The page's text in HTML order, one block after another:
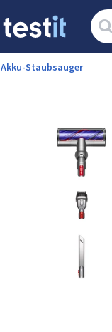
Artikel
suchen:
Akku-Staubsauger